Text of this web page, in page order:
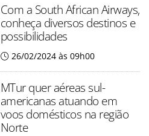
Com a South African Airways,
conheça diversos destinos e
possibilidades
26/02/2024 às 09h00
MTur quer aéreas sul-
americanas atuando em
voos domésticos na região
Norte